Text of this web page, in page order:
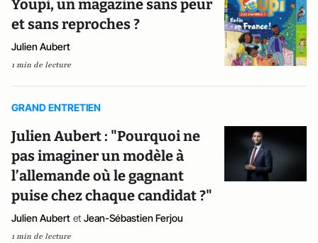
Youpi, un magazine sans peur
et sans reproches ?
Julien Aubert
1 min de lecture
GRAND ENTRETIEN
Julien Aubert : "Pourquoi ne
pas imaginer un modèle à
l’allemande où le gagnant
puise chez chaque candidat ?"
Julien Aubert et Jean-Sébastien Ferjou
1 min de lecture